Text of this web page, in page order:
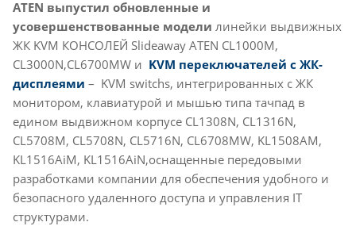
ATEN выпустил обновленные и
усовершенствованные модели линейки выдвижных
ЖК KVM КОНСОЛЕЙ Slideaway ATEN CL1000M,
CL3000N,CL6700MW и KVM переключателей с ЖК-
дисплеями – KVM switchs, интегрированных с ЖК
монитором, клавиатурой и мышью типа тачпад в
едином выдвижном корпусе CL1308N, CL1316N,
CL5708M, CL5708N, CL5716N, CL6708MW, KL1508AM,
KL1516AiM, KL1516AiN,оснащенные передовыми
разработками компании для обеспечения удобного и
безопасного удаленного доступа и управления IT
структурами.